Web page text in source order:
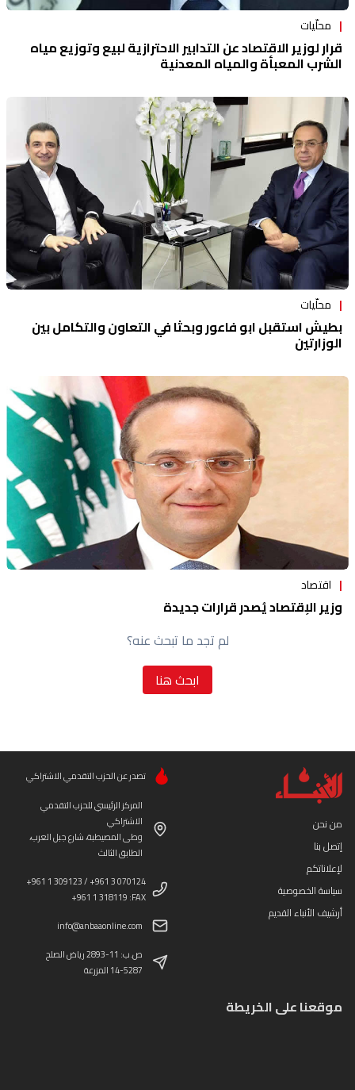
محلّيات
قرار لوزير الاقتصاد عن التدابير الاحترازية لبيع وتوزيع مياه
الشرب المعبأة والمياه المعدنية
محلّيات
بطيش استقبل ابو فاعور وبحثا في التعاون والتكامل بين
الوزارتين
اقتصاد
وزير الإقتصاد يُصدر قرارات جديدة
لم تجد ما تبحث عنه؟
ابحث هنا
من نحن
إتصل بنا
لإعلاناتكم
سياسة الخصوصية
أرشيف الأنباء القديم
تصدر عن الحزب التقدمي الاشتراكي
المركز الرئيسي للحزب التقدمي
الاشتراكي
وطى المصيطبة، شارع جبل العرب،
الطابق الثالث
+961 1 309123 / +961 3 070124
+961 1 318119 :FAX
info@anbaaonline.com
ص.ب: 11-2893 رياض الصلح
14-5287 المزرعة
موقعنا على الخريطة